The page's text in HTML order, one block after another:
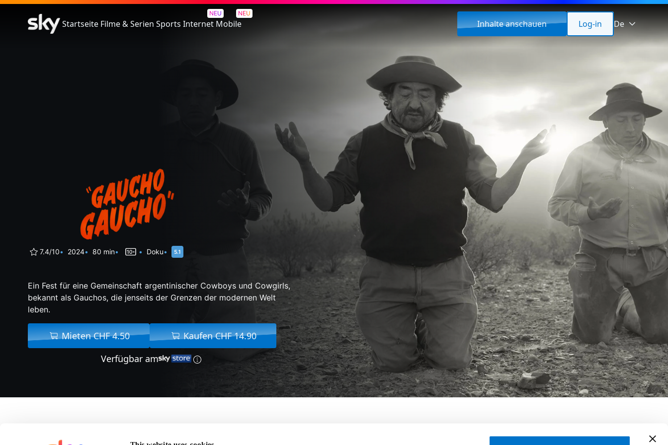
Startseite Filme & Serien Sports
NEU
Internet
NEU
Mobile Inhalte anschauen Log-in De
Gaucho Gaucho
7.4/10 2024 80 min Doku
Ein Fest für eine Gemeinschaft argentinischer Cowboys und Cowgirls,
bekannt als Gauchos, die jenseits der Grenzen der modernen Welt
leben.
Mieten CHF 4.50
Kaufen CHF 14.90
Verfügbar am